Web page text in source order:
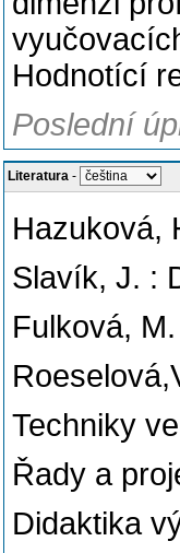
Hodnotící
Poslední
Literatura -
Hazuková,
Slavík, J. :
Fulková,
Techniky
Řady a
Didaktika